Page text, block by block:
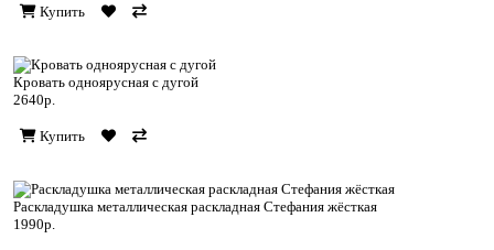
Купить
Кровать одноярусная с дугой
2640р.
Купить
Раскладушка металлическая раскладная Стефания жёсткая
1990р.